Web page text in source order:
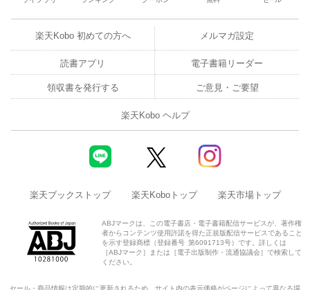
楽天Kobo 初めての方へ メルマガ設定
読書アプリ 電子書籍リーダー
領収書を発行する ご意見・ご要望
楽天Kobo ヘルプ
楽天ブックストップ 楽天Koboトップ 楽天市場トップ
ABJマークは、この電子書店・電子書籍配信サービスが、著作権
者からコンテンツ使用許諾を得た正規版配信サービスであること
を示す登録商標（登録番号 第6091713号）です。詳しくは
［ABJマーク］または［電子出版制作・流通協議会］で検索して
ください。
セール・商品情報は定期的に更新されるため、サイト内の表示価格がページによって異なる場